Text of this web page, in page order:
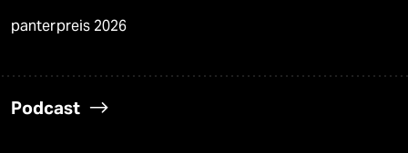
panterpreis 2026
Podcast